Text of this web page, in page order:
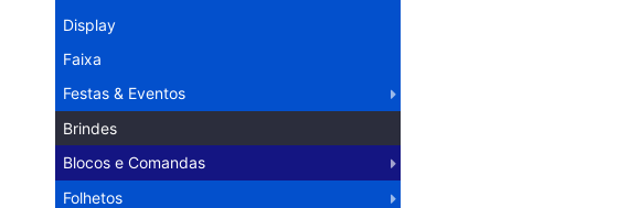
Display
Faixa
Festas & Eventos
Brindes
Blocos e Comandas
Folhetos